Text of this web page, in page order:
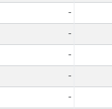
-
-
-
-
-